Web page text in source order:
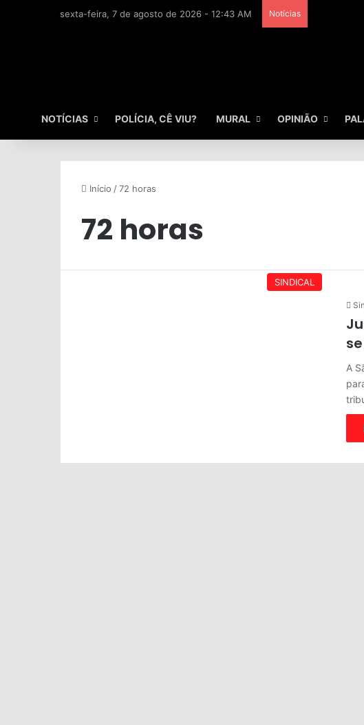
sexta-feira, 7 de agosto de 2026 - 12:43 AM Notícias
NOTÍCIAS POLÍCIA, CÊ VIU? MURAL OPINIÃO
Início /72 horas
72 horas
SINDICAL
A